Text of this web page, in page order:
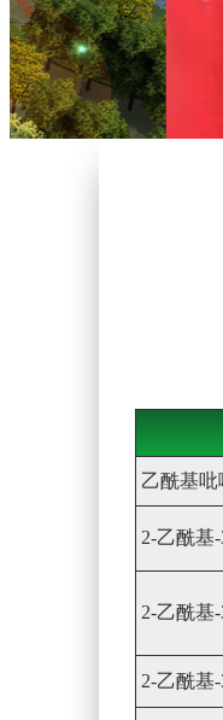
乙酰基吡
2-乙酰基
2-乙酰基
2-乙酰基